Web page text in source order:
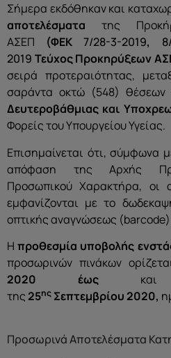
Σήμερα εκδόθηκαν και
αποτελέσματα της
ΑΣΕΠ (ΦΕΚ7/28-3-2019,
2019 Τεύχος Προκηρύξεων
σειρά προτεραιότητας,
σαράντα οκτώ (548) θέσεων
Δευτεροβάθμιας και
Φορείς του Υπουργείου Υγείας.
Επισημαίνεται ότι, σύμφωνα
απόφαση της Αρχής
Προσωπικού Χαρακτήρα, οι
εμφανίζονται με το
οπτικής αναγνώσεως
Hπροθεσμία υποβολής
προσωρινών πινάκων
2020
έωςκαι
της25ης Σεπτεμβρίου2020,
Προσωρινά Αποτελέσματα